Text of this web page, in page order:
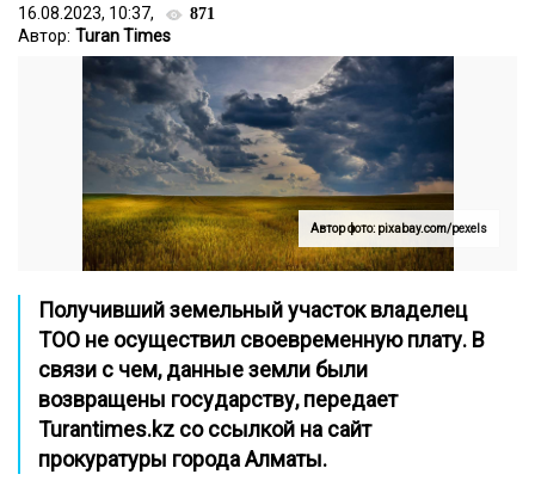
16.08.2023, 10:37, 871
Автор: Turan Times
Автор фото: pixabay.com/pexels
Получивший земельный участок владелец
ТОО не осуществил своевременную плату. В
связи с чем, данные земли были
возвращены государству, передает
Turantimes.kz со ссылкой на сайт
прокуратуры города Алматы.